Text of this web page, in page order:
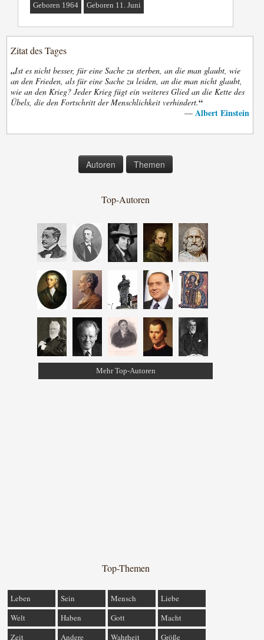
Geboren 1964 Geboren 11. Juni
Zitat des Tages
„Ist es nicht besser, für eine Sache zu sterben, an die man glaubt, wie
an den Frieden, als für eine Sache zu leiden, an die man nicht glaubt,
wie an den Krieg? Jeder Krieg fügt ein weiteres Glied an die Kette des
Übels, die den Fortschritt der Menschlichkeit verhindert.“
— Albert Einstein
Autoren Themen
Top-Autoren
Mehr Top-Autoren
Top-Themen
Leben Sein Mensch
Liebe
Welt
Haben Gott
Macht
Zeit
Andere Wahrheit Größe